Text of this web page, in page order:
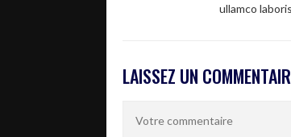
ullamco
LAISSEZ UN